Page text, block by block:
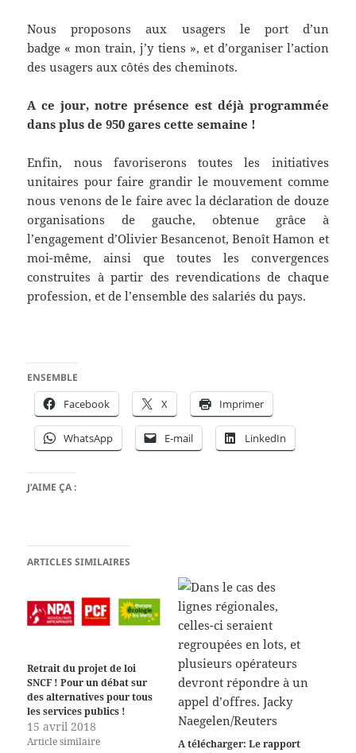
Nous proposons aux usagers le port d’un
badge « mon train, j’y tiens », et d’organiser l’action
des usagers aux côtés des cheminots.
A ce jour, notre présence est déjà programmée
dans plus de 950 gares cette semaine !
Enfin, nous favoriserons toutes les initiatives
unitaires pour faire grandir le mouvement comme
nous venons de le faire avec la déclaration de douze
organisations de gauche, obtenue grâce à
l’engagement d’Olivier Besancenot, Benoît Hamon et
moi-même, ainsi que toutes les convergences
construites à partir des revendications de chaque
profession, et de l’ensemble des salariés du pays.
ENSEMBLE
Facebook X Imprimer
WhatsApp E-mail LinkedIn
J’AIME ÇA :
ARTICLES SIMILAIRES
Retrait du projet de loi
SNCF ! Pour un débat sur
des alternatives pour tous
les services publics !
15 avril 2018
Article similaire
A télécharger: Le rapport